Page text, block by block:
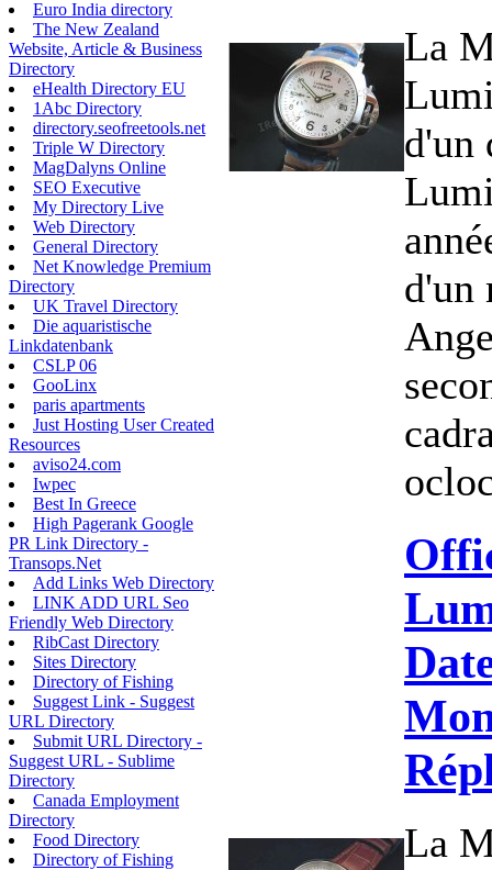
Euro India directory
The New Zealand
Website, Article & Business
Directory
eHealth Directory EU
1Abc Directory
directory.seofreetools.net
Triple W Directory
MagDalyns Online
SEO Executive
My Directory Live
Web Directory
General Directory
Net Knowledge Premium
Directory
UK Travel Directory
Die aquaristische
Linkdatenbank
CSLP 06
GooLinx
paris apartments
Just Hosting User Created
Resources
aviso24.com
Iwpec
Best In Greece
High Pagerank Google
PR Link Directory -
Transops.Net
Add Links Web Directory
LINK ADD URL Seo
Friendly Web Directory
RibCast Directory
Sites Directory
Directory of Fishing
Suggest Link - Suggest
URL Directory
Submit URL Directory -
Suggest URL - Sublime
Directory
Canada Employment
Directory
Food Directory
Directory of Fishing
La
d'un
d'un
La